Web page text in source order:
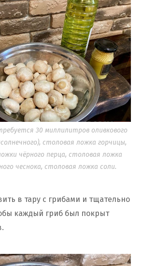
30 миллилитров оливкового
столовая ложка горчицы,
чёрного перца, столовая ложка
чеснока, столовая ложка соли.
в тару с грибами и тщательно
каждый гриб был покрыт